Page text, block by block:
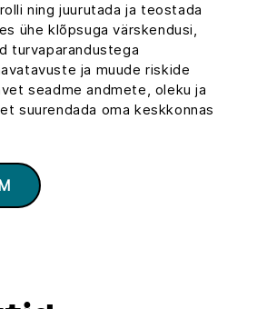
ning juurutada ja teostada
ühe klõpsuga värskendusi,
turvaparandustega
ja muude riskide
seadme andmete, oleku ja
suurendada oma keskkonnas